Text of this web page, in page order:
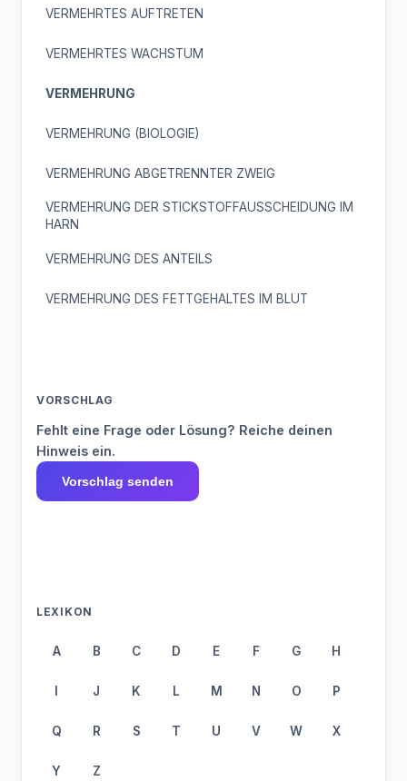
VERMEHRTES AUFTRETEN
VERMEHRTES WACHSTUM
VERMEHRUNG
VERMEHRUNG (BIOLOGIE)
VERMEHRUNG ABGETRENNTER ZWEIG
VERMEHRUNG DER STICKSTOFFAUSSCHEIDUNG IM
HARN
VERMEHRUNG DES ANTEILS
VERMEHRUNG DES FETTGEHALTES IM BLUT
VORSCHLAG
Fehlt eine Frage oder Lösung? Reiche deinen
Hinweis ein.
Vorschlag senden
LEXIKON
A B C D E F G H
I J K L M N O P
Q R S T U V W X
Y Z